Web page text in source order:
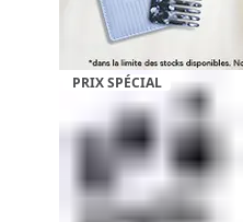
PRIX SPÉCIAL